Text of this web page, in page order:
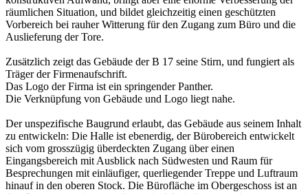
räumlichen Situation, und bildet gleichzeitig einen geschützten
Vorbereich bei rauher Witterung für den Zugang zum Büro und die
Auslieferung der Tore.
Zusätzlich zeigt das Gebäude der B 17 seine Stirn, und fungiert als
Träger der Firmenaufschrift.
Das Logo der Firma ist ein springender Panther.
Die Verknüpfung von Gebäude und Logo liegt nahe.
Der unspezifische Baugrund erlaubt, das Gebäude aus seinem Inhalt
zu entwickeln: Die Halle ist ebenerdig, der Bürobereich entwickelt
sich vom grosszügig überdeckten Zugang über einen
Eingangsbereich mit Ausblick nach Südwesten und Raum für
Besprechungen mit einläufiger, querliegender Treppe und Luftraum
hinauf in den oberen Stock. Die Bürofläche im Obergeschoss ist an